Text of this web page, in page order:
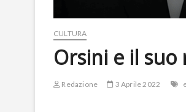
CULTURA
Orsini e il suo
Redazione 3 Aprile 2022